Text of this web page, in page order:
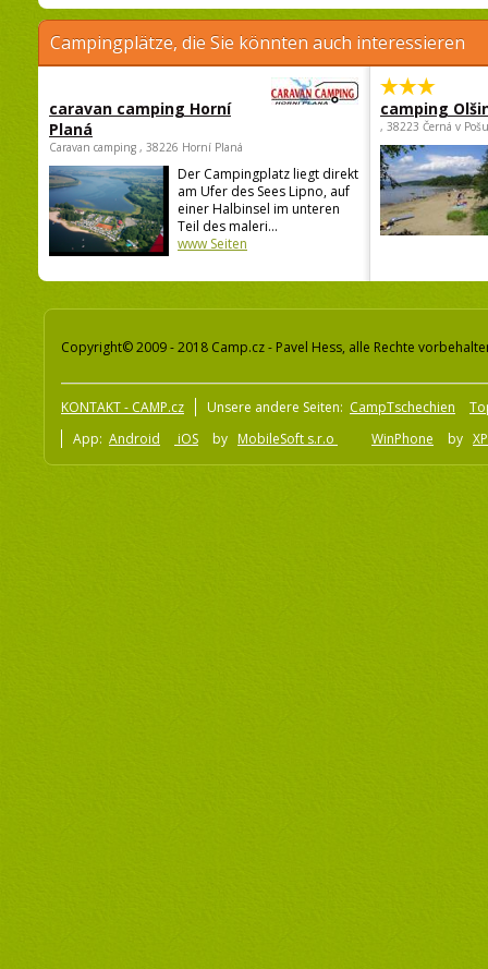
Campingplätze, die Sie könnten auch interessieren
caravan camping Horní
Planá
Caravan camping , 38226 Horní Planá
Der Campingplatz liegt direkt
am Ufer des Sees Lipno, auf
einer Halbinsel im unteren
Teil des maleri...
www Seiten
camping
, 38223 Černá v
Copyright© 2009 - 2018 Camp.cz - Pavel Hess, alle Rechte
KONTAKT - CAMP.cz Unsere andere Seiten: CampTschechien
App: Android iOS by MobileSoft s.r.o WinPhone by